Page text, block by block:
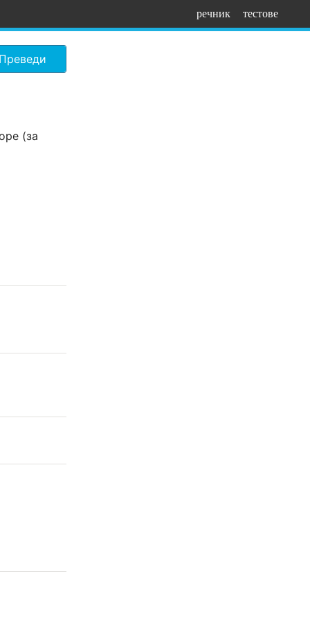
речник тестове
Преведи
(за